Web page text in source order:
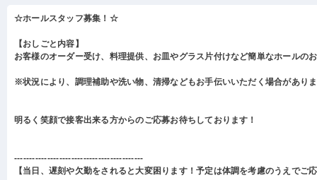
☆ホールスタッフ募集！☆
【おしごと内容】
お客様のオーダー受け、料理提供、お皿やグラス片付けなど簡単なホールの
※状況により、調理補助や洗い物、清掃などもお手伝いいただく場合があり
明るく笑顔で接客出来る方からのご応募お待ちしております！
-------------------------------------------
【当日、遅刻や欠勤をされると大変困ります！予定は体調を考慮のうえでご